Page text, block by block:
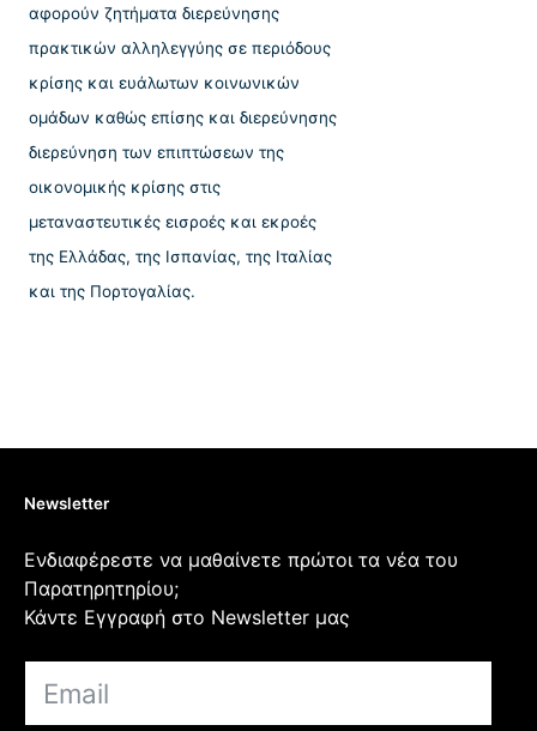
αφορούν ζητήματα διερεύνησης
πρακτικών αλληλεγγύης σε περιόδους
κρίσης και ευάλωτων κοινωνικών
ομάδων καθώς επίσης και διερεύνησης
διερεύνηση των επιπτώσεων της
οικονομικής κρίσης στις
μεταναστευτικές εισροές και εκροές
της Ελλάδας, της Ισπανίας, της Ιταλίας
και της Πορτογαλίας.
Newsletter
Ενδιαφέρεστε να μαθαίνετε πρώτοι τα νέα του
Παρατηρητηρίου;
Κάντε Εγγραφή στο Newsletter μας